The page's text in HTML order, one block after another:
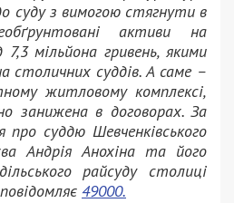
суду з вимогою стягнути в
активи на
мільйона гривень, якими
столичних суддів. А саме –
житловому комплексі,
занижена в договорах. За
суддю Шевченківського
Андрія Анохіна та його
райсуду столиці
49000.